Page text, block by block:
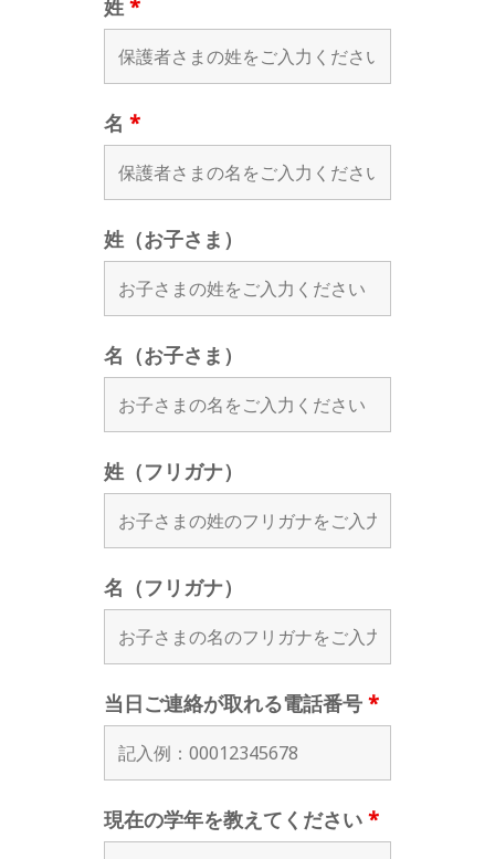
姓 *
名 *
姓（お子さま）
名（お子さま）
姓（フリガナ）
名（フリガナ）
当日ご連絡が取れる電話番号 *
現在の学年を教えてください *